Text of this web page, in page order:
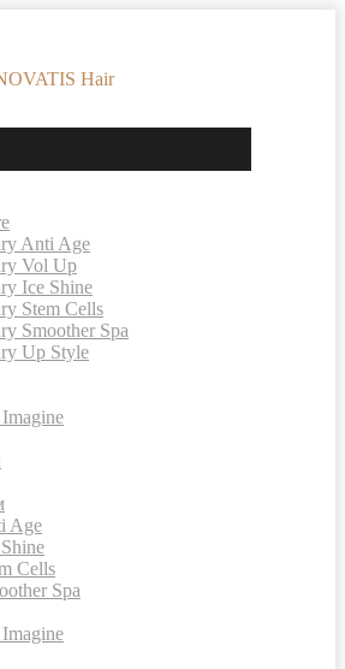
Anti Age
Vol Up
Ice Shine
Stem Cells
Smoother Spa
Up Style
Age
Cells
Spa